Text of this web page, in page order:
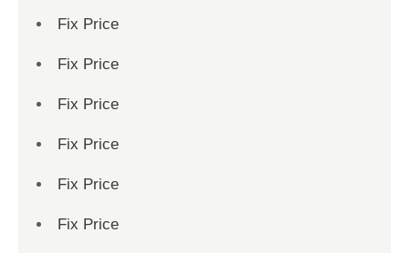
Fix Price
Fix Price
Fix Price
Fix Price
Fix Price
Fix Price